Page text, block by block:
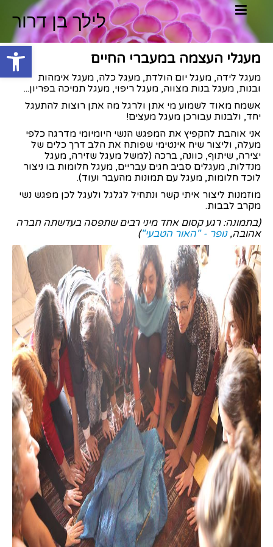
פתח
לילך בן דרור
מעגלי העצמה במעברי החיים
מעגל לידה, מעגל יום הולדת, מעגל כלה, מעגל אימהות
ובנות, מעגל בנות מצווה, מעגל ריפוי, מעגל תמיכה בפריון...
אשמח מאוד לשמוע מי אתן ולרגל מה אתן רוצות להתעגל
יחד, ולבנות עבורכן מעגל מעצים!
אני אוהבת להקפיץ את המפגש הנשי היומיומי מדרגה כלפי
מעלה, וליצור שיח אינטימי שפותח את הלב דרך כלים של
יצירה, שיתוף, כוונה, ברכה (למשל מעגל שזירה, מעגל
מנדלות, מעגלים סביב חגים עבריים, מעגל חלומות בו ניצור
לוכד חלומות, מעגל עם תמונות מהעבר ועוד).
מוזמנות ליצור איתי קשר ונתחיל לגלגל ולעגל לכן מפגש נשי
מקרב לבבות.
(בתמונה: רגע קסום אחד מיני רבים שתפסה בעדשתה חברה
אהובה,נופר - "האור הטבעי")